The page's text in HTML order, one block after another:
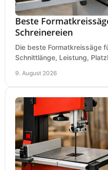
Beste
Schreinereien
Die beste Formatkreissäge
Schnittlänge, Leistung,
9. August 2026